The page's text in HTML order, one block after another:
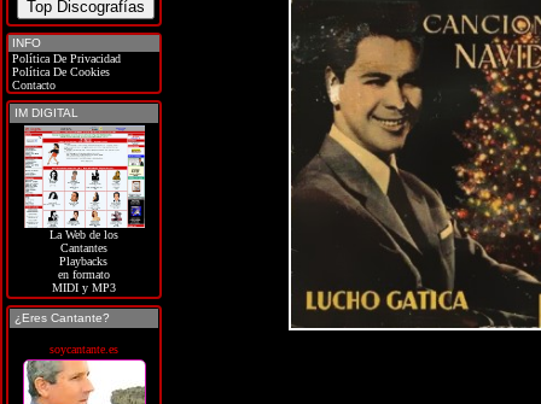
INFO
Política De Privacidad
Política De Cookies
Contacto
IM DIGITAL
La Web de los
Cantantes
Playbacks
en formato
MIDI y MP3
¿Eres Cantante?
soycantante.es